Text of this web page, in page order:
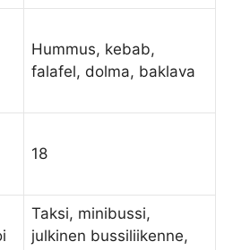
Hummus, kebab,
falafel, dolma, baklava
18
Taksi, minibussi,
julkinen bussiliikenne,